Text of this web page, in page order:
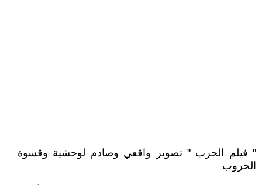
" فيلم الحرب " تصوير واقعي وصادم لوحشية وقسوة
الحروب ‏